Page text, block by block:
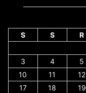
S
S R
3
4 5
10
11 12
17
18 19